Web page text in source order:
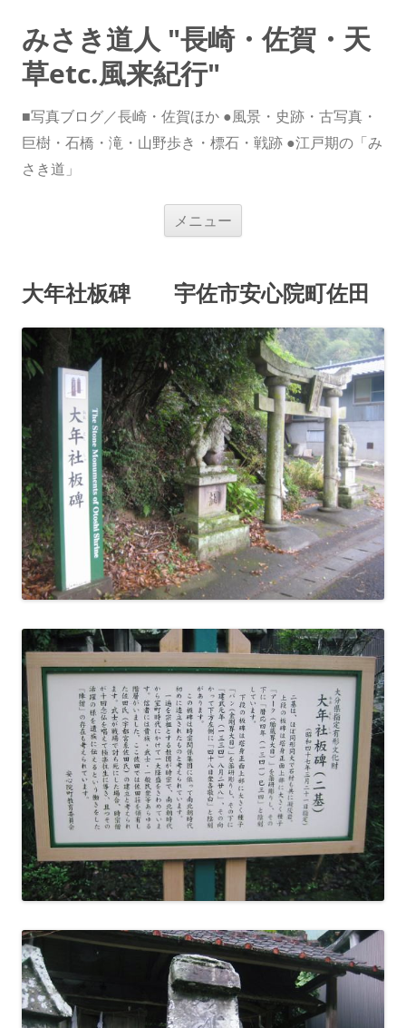
みさき道人 "長崎・佐賀・天
草etc.風来紀行"
■写真ブログ／長崎・佐賀ほか ●風景・史跡・古写真・
巨樹・石橋・滝・山野歩き・標石・戦跡 ●江戸期の「み
さき道」
メニュー
ス
キ
プ
大年社板碑 宇佐市安心院町佐田